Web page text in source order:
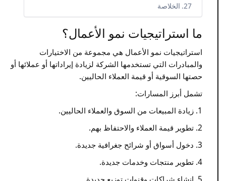
الخلاصة
ما استراتيجيات نمو الأعمال؟
استراتيجيات نمو الأعمال هي مجموعة من الاختيارات
والمبادرات التي تستخدمها الشركة لزيادة إيراداتها أو عملائها أو
حصتها السوقية أو قيمة العملاء الحاليين.
تشمل أبرز المسارات:
زيادة المبيعات من السوق والعملاء الحاليين.
تطوير قيمة العملاء والاحتفاظ بهم.
دخول أسواق أو شرائح جغرافية جديدة.
تطوير منتجات وخدمات جديدة.